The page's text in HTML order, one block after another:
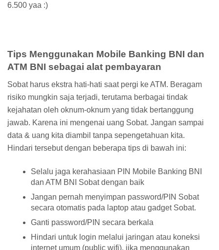
6.500 yaa :)
Tips Menggunakan Mobile Banking BNI dan
ATM BNI sebagai alat pembayaran
Sobat harus ekstra hati-hati saat pergi ke ATM. Beragam
risiko mungkin saja terjadi, terutama berbagai tindak
kejahatan oleh oknum-oknum yang tidak bertanggung
jawab. Karena ini mengenai uang Sobat. Jangan sampai
data & uang kita diambil tanpa sepengetahuan kita.
Hindari tersebut dengan beberapa tips di bawah ini:
Selalu jaga kerahasiaan PIN Mobile Banking BNI
dan ATM BNI Sobat dengan baik
Jangan pernah menyimpan password/PIN Sobat
secara otomatis pada laptop atau gadget Sobat.
Ganti password/PIN secara berkala
Hindari untuk login melalui jaringan atau koneksi
internet umum (public wifi), jika menggunakan